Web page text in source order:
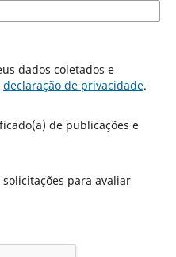
declaração de privacidade.